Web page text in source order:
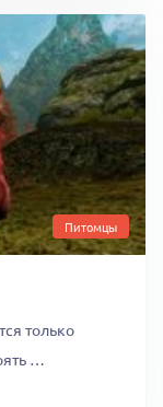
Питомцы
только
…